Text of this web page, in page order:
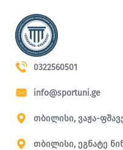
0322560501
info@sportuni.ge
თბილისი, ვაჟა-
თბილისი, ეგნატე